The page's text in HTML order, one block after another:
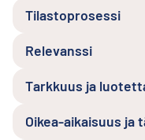
Tilastoprosessi
Relevanssi
Tarkkuus ja
Oikea-aikaisuus ja